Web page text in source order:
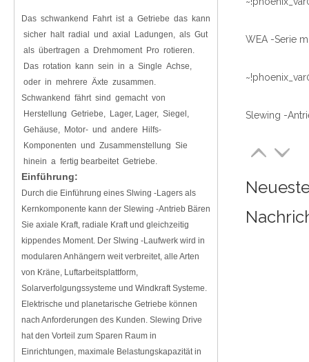
Das schwankend Fahrt ist a Getriebe das kann
sicher halt radial und axial Ladungen, als Gut
als übertragen a Drehmoment Pro rotieren.
Das rotation kann sein in a Single Achse,
oder in mehrere Äxte zusammen.
Schwankend fährt sind gemacht von
Herstellung Getriebe, Lager, Lager, Siegel,
Gehäuse, Motor- und andere Hilfs-
Komponenten und Zusammenstellung Sie
hinein a fertig bearbeitet Getriebe.
Einführung:
Durch die Einführung eines Slwing -Lagers als
Kernkomponente kann der Slewing -Antrieb Bären
Sie axiale Kraft, radiale Kraft und gleichzeitig
kippendes Moment. Der Slwing -Laufwerk wird in
modularen Anhängern weit verbreitet, alle Arten
von Kräne, Luftarbeitsplattform,
Solarverfolgungssysteme und Windkraft Systeme.
Elektrische und planetarische Getriebe können
nach Anforderungen des Kunden. Slewing Drive
hat den Vorteil zum Sparen Raum in
Einrichtungen, maximale Belastungskapazität in